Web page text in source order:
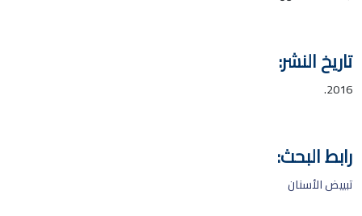
تاريخ النشر:
2016.
رابط البحث:
تبييض الأسنان